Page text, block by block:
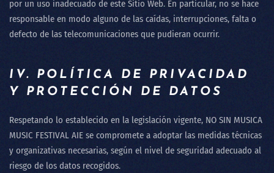
por un uso inadecuado de este Sitio Web. En particular, no se hace
responsable en modo alguno de las caídas, interrupciones, falta o
defecto de las telecomunicaciones que pudieran ocurrir.
IV. POLÍTICA DE PRIVACIDAD
Y PROTECCIÓN DE DATOS
Respetando lo establecido en la legislación vigente, NO SIN MUSICA
MUSIC FESTIVAL AIE se compromete a adoptar las medidas técnicas
y organizativas necesarias, según el nivel de seguridad adecuado al
riesgo de los datos recogidos.